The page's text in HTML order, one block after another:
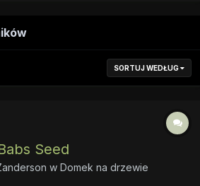
SORTUJ WEDŁUG
Seed
w Domek na drzewie